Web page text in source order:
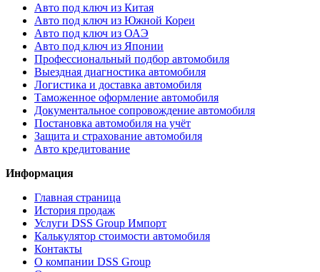
Авто под ключ из Китая
Авто под ключ из Южной Кореи
Авто под ключ из ОАЭ
Авто под ключ из Японии
Профессиональный подбор автомобиля
Выездная диагностика автомобиля
Логистика и доставка автомобиля
Таможенное оформление автомобиля
Документальное сопровождение автомобиля
Постановка автомобиля на учёт
Защита и страхование автомобиля
Авто кредитование
Информация
Главная страница
История продаж
Услуги DSS Group Импорт
Калькулятор стоимости автомобиля
Контакты
О компании DSS Group